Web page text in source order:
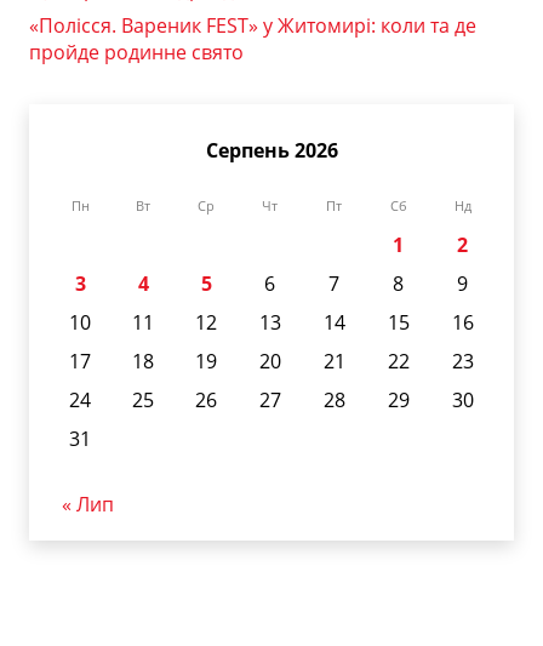
«Полісся. Вареник FEST» у Житомирі: коли та де
пройде родинне свято
Серпень 2026
Пн Вт Ср Чт Пт Сб Нд
1
2
3
4 5 6 7 8
9
10
11 12 13 14 15
16
17
18 19 20 21 22
23
24
25 26 27 28 29
30
31
« Лип